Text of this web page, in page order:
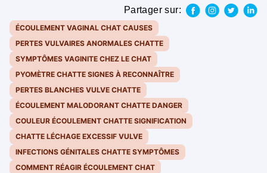
Partager sur:
ÉCOULEMENT VAGINAL CHAT CAUSES
PERTES VULVAIRES ANORMALES CHATTE
SYMPTÔMES VAGINITE CHEZ LE CHAT
PYOMÈTRE CHATTE SIGNES À RECONNAÎTRE
PERTES BLANCHES VULVE CHATTE
ÉCOULEMENT MALODORANT CHATTE DANGER
COULEUR ÉCOULEMENT CHATTE SIGNIFICATION
CHATTE LÉCHAGE EXCESSIF VULVE
INFECTIONS GÉNITALES CHATTE SYMPTÔMES
COMMENT RÉAGIR ÉCOULEMENT CHAT